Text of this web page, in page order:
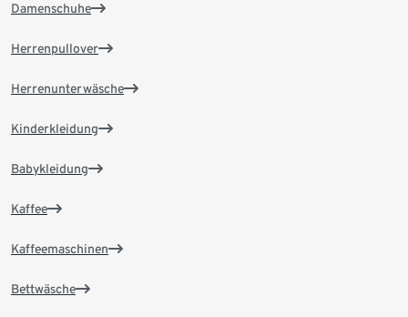
Damenschuhe
Herrenpullover
Herrenunterwäsche
Kinderkleidung
Babykleidung
Kaffee
Kaffeemaschinen
Bettwäsche